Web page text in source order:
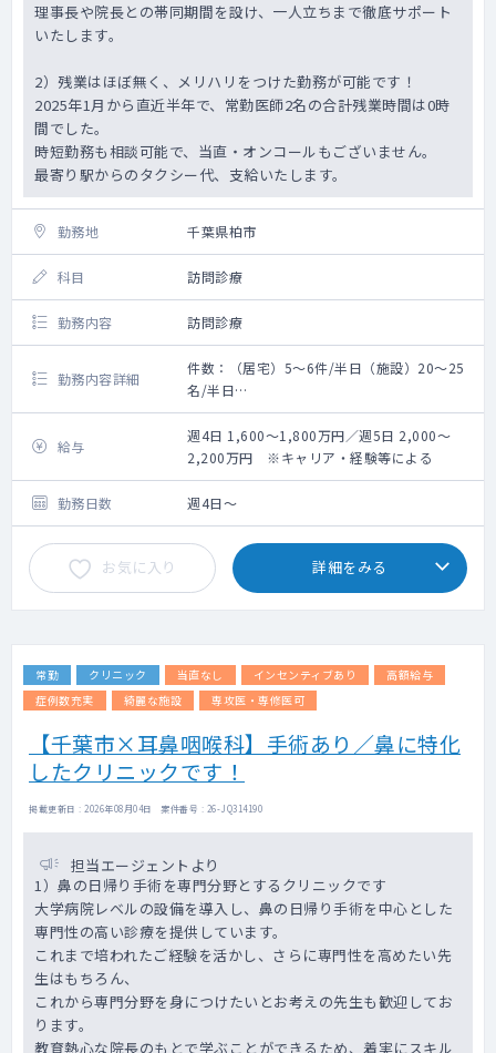
理事長や院長との帯同期間を設け、一人立ちまで徹底サポート
いたします。
2）残業はほぼ無く、メリハリをつけた勤務が可能です！
2025年1月から直近半年で、常勤医師2名の合計残業時間は0時
間でした。
時短勤務も相談可能で、当直・オンコールもございません。
最寄り駅からのタクシー代、支給いたします。
勤務地 千葉県柏市
科目 訪問診療
勤務内容 訪問診療
勤務内容詳細
件数：（居宅）5～6件/半日（施設）20～25
名/半日
割合：（居宅）40％（施設）60％
体制：医師、看護師、帯同職員
常勤医師2名体制です。 ※2025年11月現在
クリニックとして400名程度の患者様を担当
し、3～4ラインで訪問診療を実施していま
す。
慢性期疾患をメインに、一部癌の患者様をご
担当頂ければと考えておりますが、
割合は先生のご希望に沿って調整いたしま
す。
極的に行っています。
施設の患者様の内、3割がホスピスで、がん末
ホスピス以外の施設は、有料老人ホーム、グ
ループホーム、サービス付き高齢者向け住宅
等が多いです。
小児の在宅患者さんも一部おりますが、別医
師が対応します。
カンファレンスは、毎日は実施していません
が、情報共有や相談は活発に行われていま
す。
何かあれば、院長や常勤医、スタッフにいつ
でも聞ける環境です。
師・看護師・スタッフ等の法人間異動は基本
給与
週4日 1,600～1,800万円／週5日 2,000～
2,200万円 ※キャリア・経験等による
勤務日数 週4日～
お気に入り 詳細をみる
常勤 クリニック 当直なし インセンティブあり
高額給与
症例数充実
綺麗な施設 専攻医・専修医可
【千葉市×耳鼻咽喉科】手術あり／鼻に特化
したクリニックです！
掲載更新日 : 2026年08月04日 案件番号 : 26-JQ314190
担当エージェントより
1）鼻の日帰り手術を専門分野とするクリニックです
大学病院レベルの設備を導入し、鼻の日帰り手術を中心とした
専門性の高い診療を提供しています。
これまで培われたご経験を活かし、さらに専門性を高めたい先
生はもちろん、
これから専門分野を身につけたいとお考えの先生も歓迎してお
ります。
教育熱心な院長のもとで学ぶことができるため、着実にスキル